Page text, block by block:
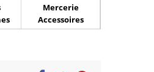
Mercerie
Accessoires